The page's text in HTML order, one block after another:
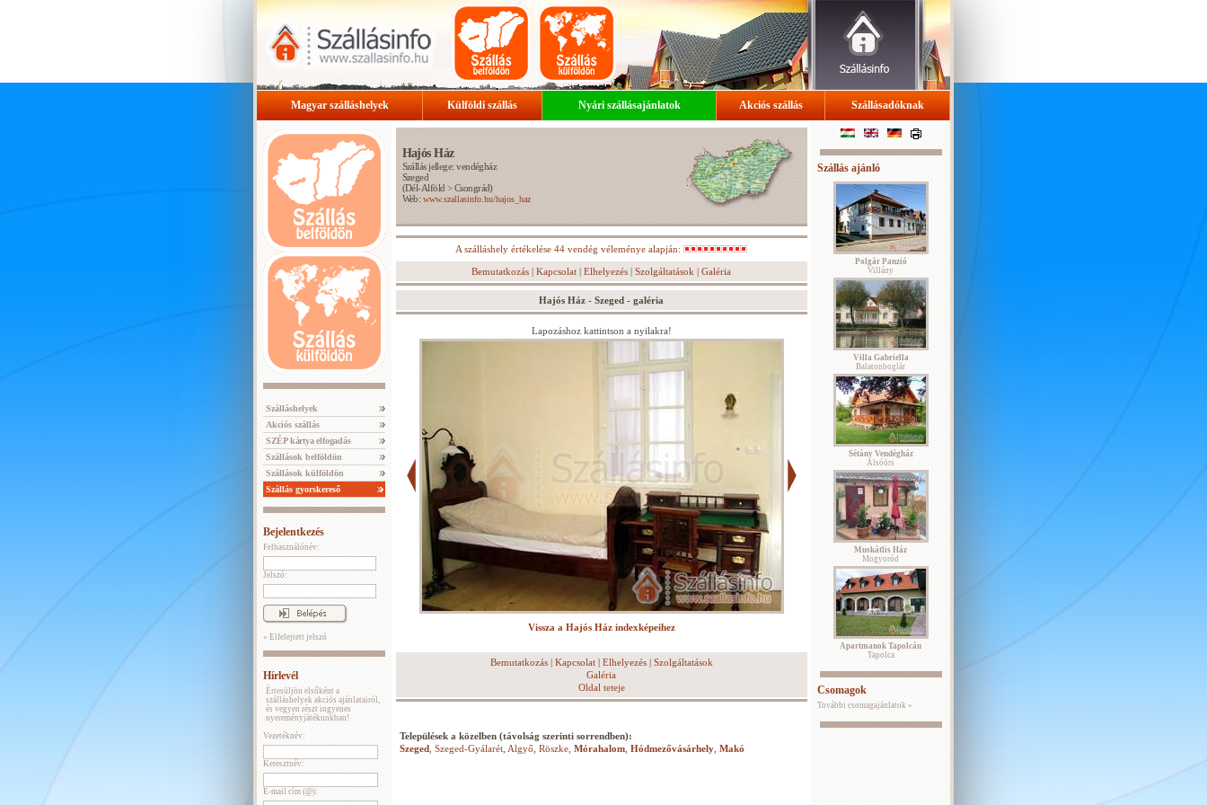
Magyar szálláshelyek Külföldi szállás Nyári szállásajánlatok Akciós szállás Szállásadóknak
Szálláshelyek
Akciós szállás
SZÉP kártya elfogadás
Szállások belföldön
Szállások külföldön
Szállás gyorskereső
Bejelentkezés
Felhasználónév:
Jelszó:
» Elfelejtett jelszó
Hírlevél
Értesüljön elsőként a
szálláshelyek akciós ajánlatairól,
és vegyen részt ingyenes
nyereményjátékunkban!
Vezetéknév:
Keresztnév:
E-mail cím (@):
Hajós Ház
Szállás jellege: vendégház
Szeged
(Dél-Alföld >Csongrád)
Web: www.szallasinfo.hu/hajos_haz
A szálláshely értékelése 44 vendég véleménye alapján:
Bemutatkozás | Kapcsolat | Elhelyezés | Szolgáltatások | Galéria
Hajós Ház - Szeged - galéria
Lapozáshoz kattintson a nyilakra!
Vissza a Hajós Ház indexképeihez
Bemutatkozás| Kapcsolat| Elhelyezés| Szolgáltatások
Galéria
Oldal teteje
Települések a közelben (távolság szerinti sorrendben):
Szeged Szeged-Gyálarét Algyő Röszke Mórahalom Hódmezővásárhely Makó
Szállás ajánló
Polgár Panzió
Villány
Villa Gabriella
Balatonboglár
Sétány Vendégház
Alsóörs
Muskátlis Ház
Mogyoród
Apartmanok Tapolcán
Tapolca
Csomagok
További csomagajánlatok »